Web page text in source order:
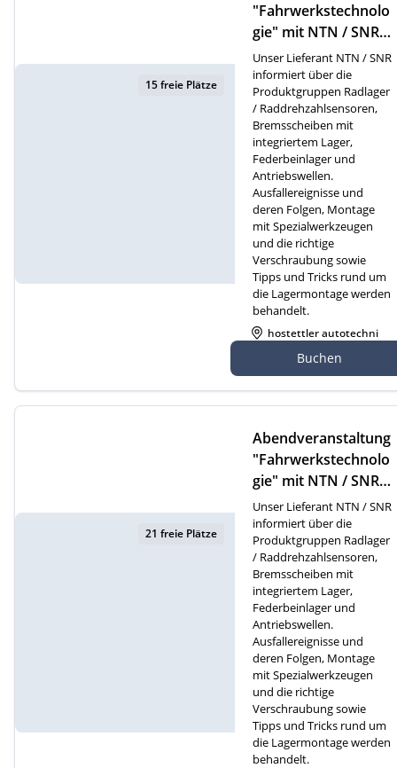
15 freie Plätze
"Fahrwerkstechnolo
gie" mit NTN / SNR i
n Gossau
Unser Lieferant NTN / SNR
informiert über die
Produktgruppen Radlager
/ Raddrehzahlsensoren,
Bremsscheiben mit
integriertem Lager,
Federbeinlager und
Antriebswellen.
Ausfallereignisse und
deren Folgen, Montage
mit Spezialwerkzeugen
und die richtige
Verschraubung sowie
Tipps und Tricks rund um
die Lagermontage werden
behandelt.
hostettler autotechni
sse 141, 9200 Gossau
Buchen
21 freie Plätze
Abendveranstaltung
"Fahrwerkstechnolo
gie" mit NTN / SNR i
n Buttisholz
Unser Lieferant NTN / SNR
informiert über die
Produktgruppen Radlager
/ Raddrehzahlsensoren,
Bremsscheiben mit
integriertem Lager,
Federbeinlager und
Antriebswellen.
Ausfallereignisse und
deren Folgen, Montage
mit Spezialwerkzeugen
und die richtige
Verschraubung sowie
Tipps und Tricks rund um
die Lagermontage werden
behandelt.